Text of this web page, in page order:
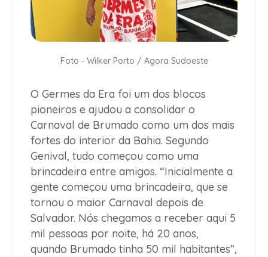
Foto - Wilker Porto / Agora Sudoeste
O Germes da Era foi um dos blocos
pioneiros e ajudou a consolidar o
Carnaval de Brumado como um dos mais
fortes do interior da Bahia. Segundo
Genival, tudo começou como uma
brincadeira entre amigos. “Inicialmente a
gente começou uma brincadeira, que se
tornou o maior Carnaval depois de
Salvador. Nós chegamos a receber aqui 5
mil pessoas por noite, há 20 anos,
quando Brumado tinha 50 mil habitantes”,